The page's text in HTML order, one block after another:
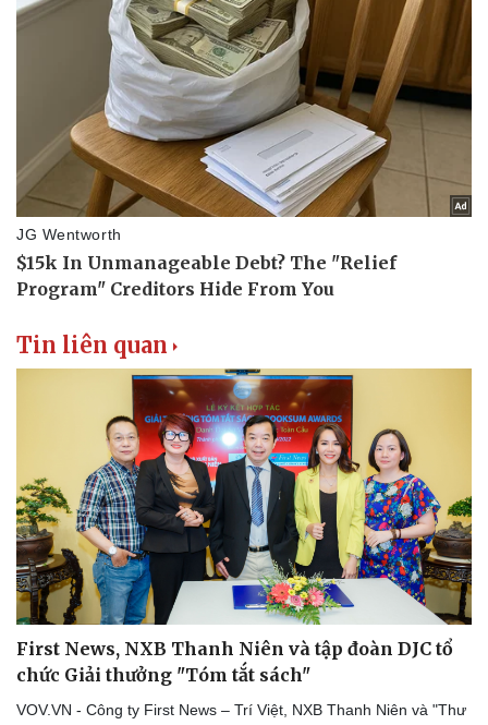
Sân khấu - Điện ảnh
Âm nhạc
Di sản
Giải trí
Nghệ sĩ
Thời trang
Sao Việt
Tin liên quan
First News, NXB Thanh Niên và tập đoàn DJC tổ
chức Giải thưởng "Tóm tắt sách"
VOV.VN - Công ty First News – Trí Việt, NXB Thanh Niên và "Thư